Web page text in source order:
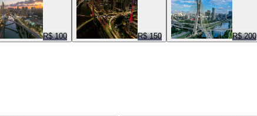
R$ 100 R$ 150 R$ 200